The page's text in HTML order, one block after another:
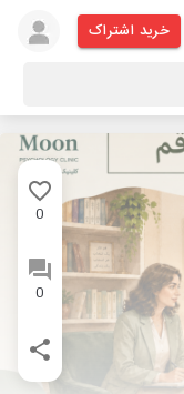
خرید اشتراک
0
0